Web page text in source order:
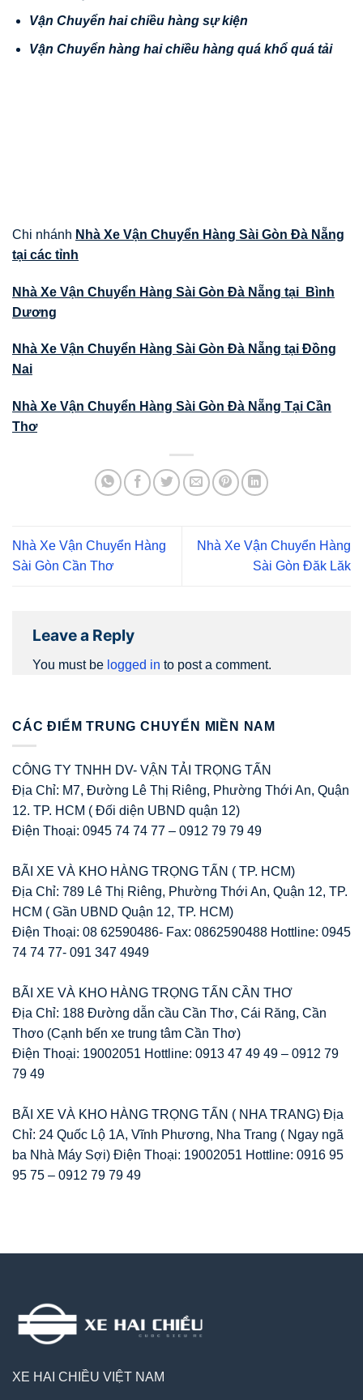
Vận Chuyển hai chiều hàng sựkiện
Vận Chuyển hàng hai chiều hàng quá khổquá tải
Chi nhánh Nhà Xe Vận Chuyển Hàng Sài Gòn Đà Nẵng
tại các tỉnh
Nhà Xe Vận Chuyển Hàng Sài Gòn Đà Nẵng tại Bình
Dương
Nhà Xe Vận Chuyển Hàng Sài Gòn Đà Nẵng tại Đồng
Nai
Nhà Xe Vận Chuyển Hàng Sài Gòn Đà Nẵng Tại Cần
Thơ
Nhà Xe Vận Chuyển Hàng
Sài Gòn Cần Thơ
Nhà Xe Vận Chuyển Hàng
Sài Gòn Đăk Lăk
Leave a Reply
You must be logged in to post a comment.
CÁC ĐIỂM TRUNG CHUYỂN MIỀN NAM
CÔNG TY TNHH DV- VẬN TẢI TRỌNG TẤN
Địa Chỉ: M7, Đường Lê Thị Riêng, Phường Thới An, Quận
12. TP. HCM ( Đối diện UBND quận 12)
Điện Thoại: 0945 74 74 77 – 0912 79 79 49
BÃI XE VÀ KHO HÀNG TRỌNG TẤN ( TP. HCM)
Địa Chỉ: 789 Lê Thị Riêng, Phường Thới An, Quận 12, TP.
HCM ( Gần UBND Quận 12, TP. HCM)
Điện Thoại: 08 62590486- Fax: 0862590488 Hottline: 0945
74 74 77- 091 347 4949
BÃI XE VÀ KHO HÀNG TRỌNG TẤN CẦN THƠ
Địa Chỉ: 188 Đường dẫn cầu Cần Thơ, Cái Răng, Cần
Thơo (Cạnh bến xe trung tâm Cần Thơ)
Điện Thoại: 19002051 Hottline: 0913 47 49 49 – 0912 79
79 49
BÃI XE VÀ KHO HÀNG TRỌNG TẤN ( NHA TRANG) Địa
Chỉ: 24 Quốc Lộ 1A, Vĩnh Phương, Nha Trang ( Ngay ngã
ba Nhà Máy Sợi) Điện Thoại: 19002051 Hottline: 0916 95
95 75 – 0912 79 79 49
XE HAI CHIỀU VIỆT NAM